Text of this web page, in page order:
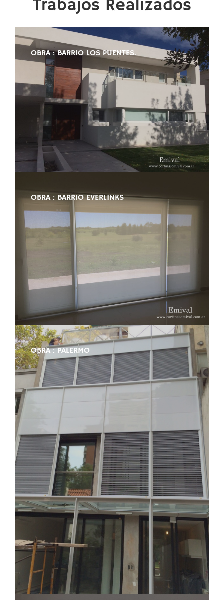
Trabajos Realizados
OBRA : BARRIO LOS PUENTES.
OBRA : BARRIO EVERLINKS
OBRA : PALERMO